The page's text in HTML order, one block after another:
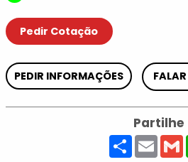
Pedir Cotação
PEDIR INFORMAÇÕES
Partilhe
Share